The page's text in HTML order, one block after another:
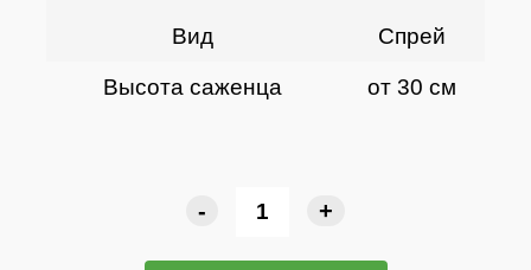
Вид Спрей
Высота саженца от 30 см
- +